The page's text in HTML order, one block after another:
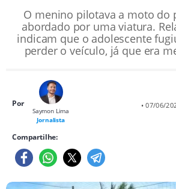
O menino pilotava a moto do
abordado por uma viatura.
indicam que o adolescente
perder o veículo, já que era
Por
Saymon Lima
Jornalista
• 07/06/
Compartilhe: